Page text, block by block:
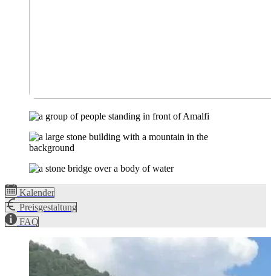
Kalender
Preisgestaltung
FAQ